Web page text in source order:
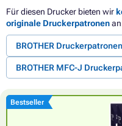
Für diesen Drucker bieten wir
originale Druckerpatronen
BROTHER Druckerpatronen
BROTHER MFC-J
Bestseller